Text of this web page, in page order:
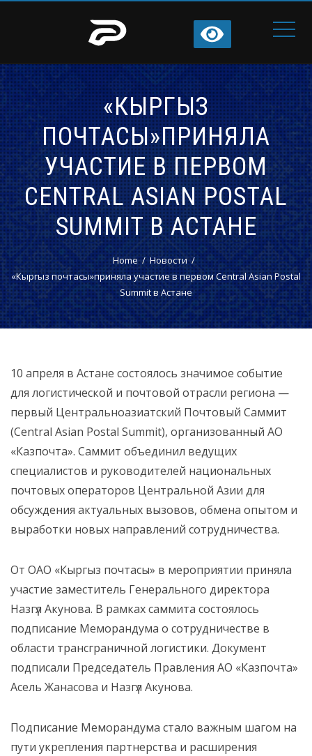
«КЫРГЫЗ
ПОЧТАСЫ»ПРИНЯЛА
УЧАСТИЕ В ПЕРВОМ
CENTRAL ASIAN POSTAL
SUMMIT В АСТАНЕ
Home
Новости
«Кыргыз почтасы»приняла участие в первом Central Asian Postal
Summit в Астане
10 апреля в Астане состоялось значимое событие
для логистической и почтовой отрасли региона —
первый Центральноазиатский Почтовый Саммит
(Central Asian Postal Summit), организованный АО
«Казпочта». Саммит объединил ведущих
специалистов и руководителей национальных
почтовых операторов Центральной Азии для
обсуждения актуальных вызовов, обмена опытом и
выработки новых направлений сотрудничества.
От ОАО «Кыргыз почтасы» в мероприятии приняла
участие заместитель Генерального директора
Назгүл Акунова. В рамках саммита состоялось
подписание Меморандума о сотрудничестве в
области трансграничной логистики. Документ
подписали Председатель Правления АО «Казпочта»
Асель Жанасова и Назгүл Акунова.
Подписание Меморандума стало важным шагом на
пути укрепления партнерства и расширения